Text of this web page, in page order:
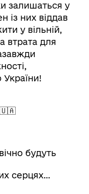
залишаться у
із них віддав
у вільній,
втрата для
України!
будуть
серцях…